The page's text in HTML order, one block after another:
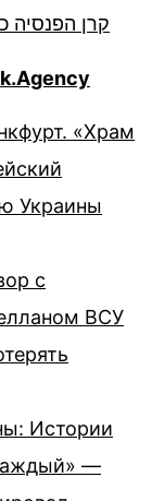
קרן הפנסיה
«Храм
Украины
с
ВСУ
Истории
—